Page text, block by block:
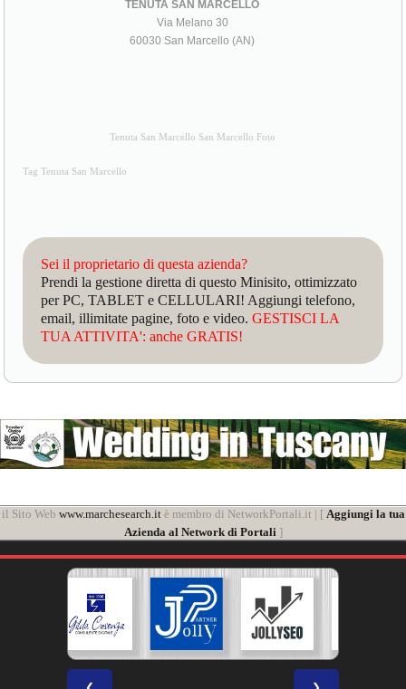
TENUTA SAN MARCELLO
Via Melano 30
60030 San Marcello (AN)
Tenuta San Marcello San Marcello Foto
Tag Tenuta San Marcello
Sei il proprietario di questa azienda?
Prendi la gestione diretta di questo Minisito, ottimizzato
per PC, TABLET e CELLULARI! Aggiungi telefono,
email, illimitate pagine, foto e video.GESTISCI LA
TUA ATTIVITA': anche GRATIS!
il Sito Web www.marchesearch.itè membro di NetworkPortali.it | [ Aggiungi la tua
Azienda al Network di Portali]